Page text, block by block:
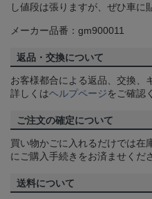
し値段は張りますが、ぜひ車に
メーカー品番：gm900011
返品・交換について
お客様都合による返品、交換、
詳しくはヘルプページをご確認
ご注文の確定について
買い物かごに入れるだけでは在
にご購入手続きをお済ませくだ
送料について